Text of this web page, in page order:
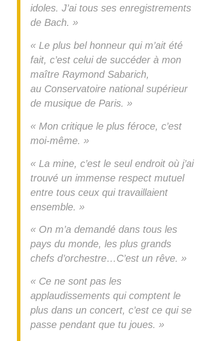
idoles. J’ai tous ses enregistrements
de Bach. »
« Le plus bel honneur qui m’ait été
fait, c’est celui de succéder à mon
maître Raymond Sabarich,
au Conservatoire national supérieur
de musique de Paris. »
« Mon critique le plus féroce, c’est
moi-même. »
« La mine, c’est le seul endroit où j’ai
trouvé un immense respect mutuel
entre tous ceux qui travaillaient
ensemble. »
« On m’a demandé dans tous les
pays du monde, les plus grands
chefs d’orchestre…C’est un rêve. »
« Ce ne sont pas les
applaudissements qui comptent le
plus dans un concert, c’est ce qui se
passe pendant que tu joues. »